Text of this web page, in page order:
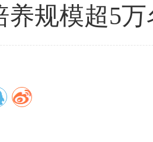
养规模超5